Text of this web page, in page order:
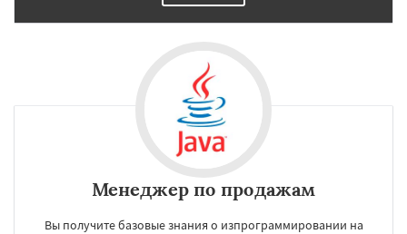
Менеджер по продажам
Вы получите базовые знания о изпрограммировании на